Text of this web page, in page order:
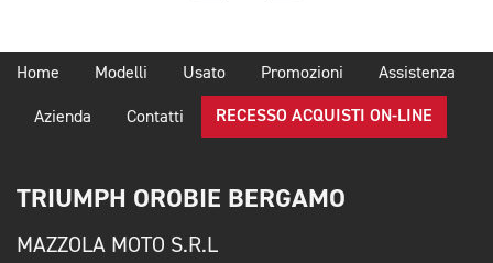
Home Modelli Usato Promozioni Assistenza
Azienda Contatti RECESSO ACQUISTI ON-LINE
TRIUMPH OROBIE BERGAMO
MAZZOLA MOTO S.R.L